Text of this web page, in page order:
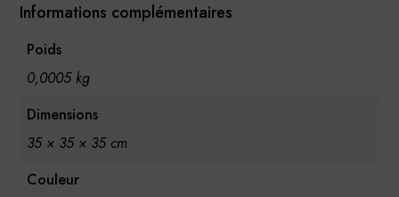
Informations complémentaires
Poids
0,0005 kg
Dimensions
35 × 35 × 35 cm
Couleur